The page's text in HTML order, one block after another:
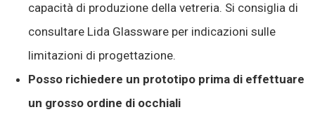
capacità di produzione della vetreria. Si consiglia di
consultare Lida Glassware per indicazioni sulle
limitazioni di progettazione.
Posso richiedere un prototipo prima di effettuare
un grosso ordine di occhiali